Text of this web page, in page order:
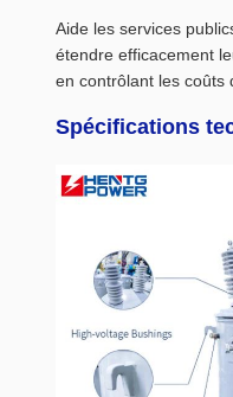
Aide les services
étendre efficacement
en contrôlant les coûts
Spécifications